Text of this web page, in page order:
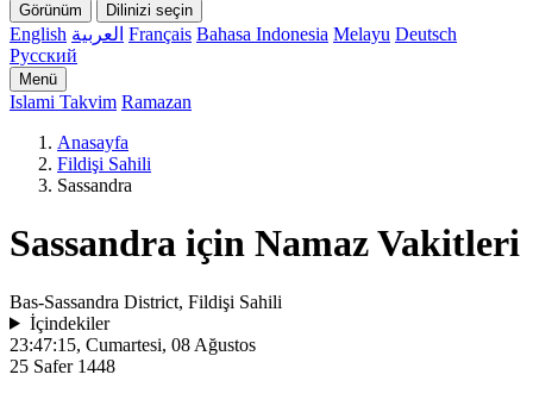
Görünüm Dilinizi seçin
English العربية Français Bahasa Indonesia Melayu Deutsch
Русский
Menü
Islami Takvim Ramazan
Anasayfa
Fildişi Sahili
Sassandra
Sassandra için Namaz Vakitleri
Bas-Sassandra District, Fildişi Sahili
İçindekiler
23:47:15, Cumartesi, 08 Ağustos
25 Safer 1448